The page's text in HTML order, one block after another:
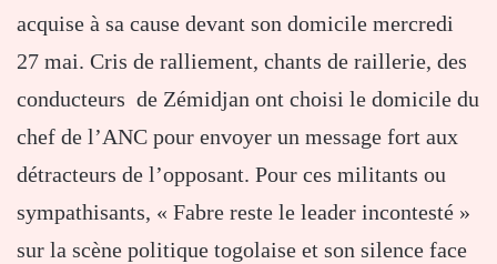
acquise à sa cause devant son domicile mercredi
27 mai. Cris de ralliement, chants de raillerie, des
conducteurs de Zémidjan ont choisi le domicile du
chef de l’ANC pour envoyer un message fort aux
détracteurs de l’opposant. Pour ces militants ou
sympathisants, « Fabre reste le leader incontesté »
sur la scène politique togolaise et son silence face